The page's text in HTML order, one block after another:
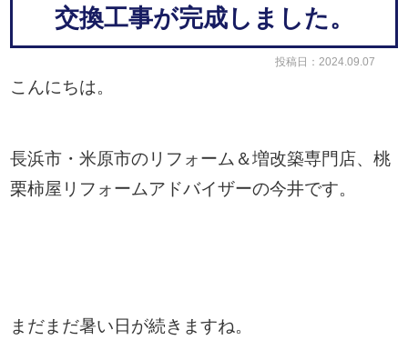
交換工事が完成しました。
投稿日：2024.09.07
こんにちは。
長浜市・米原市のリフォーム＆増改築専門店、桃
栗柿屋リフォームアドバイザーの今井です。
まだまだ暑い日が続きますね。